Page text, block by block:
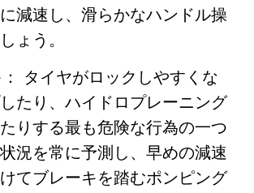
減速し、滑らかなハンドル操
ょう。
タイヤがロックしやすくな
たり、ハイドロプレーニング
りする最も危険な行為の一つ
況を常に予測し、早めの減速
てブレーキを踏むポンピング